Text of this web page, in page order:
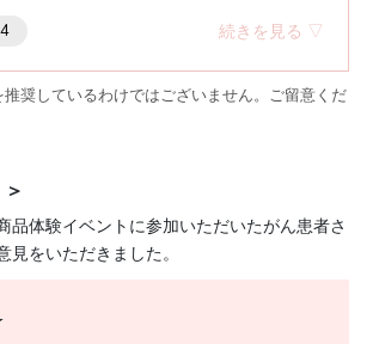
察や検査の際にチップを外すよう指示
るため、装着前に爪の状態を撮影して
師に確認してもらえるよう準備してお
しい方法で丁寧に扱ってください。
剤やネイルオイルなどで、爪とその周
かりケアしましょう。
4 続きを見る ▽
奨しているわけではございません。ご留意くだ
品体験イベントに参加いただいたがん患者さ
見をいただきました。